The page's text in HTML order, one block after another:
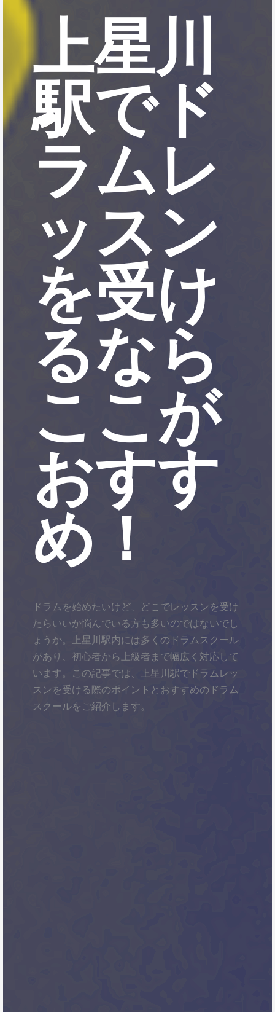
上星川
駅でド
ラムレ
ッスン
を受け
るなら
ここが
おすす
め！
ドラムを始めたいけど、どこでレッスンを受け
たらいいか悩んでいる方も多いのではないでし
ょうか。上星川駅内には多くのドラムスクール
があり、初心者から上級者まで幅広く対応して
います。この記事では、上星川駅でドラムレッ
スンを受ける際のポイントとおすすめのドラム
スクールをご紹介します。